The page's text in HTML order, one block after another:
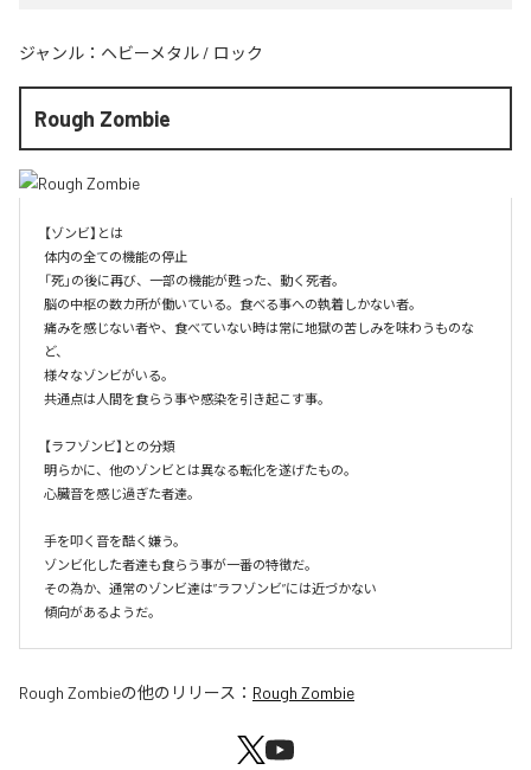
ジャンル： ヘビーメタル / ロック
Rough Zombie
【ゾンビ】とは
体内の全ての機能の停止
「死」の後に再び、一部の機能が甦った、動く死者。
脳の中枢の数カ所が働いている。食べる事への執着しかない者。
痛みを感じない者や、食べていない時は常に地獄の苦しみを味わうものな
ど、
様々なゾンビがいる。
共通点は人間を食らう事や感染を引き起こす事。
【ラフゾンビ】との分類
明らかに、他のゾンビとは異なる転化を遂げたもの。
心臓音を感じ過ぎた者達。
手を叩く音を酷く嫌う。
ゾンビ化した者達も食らう事が一番の特徴だ。
その為か、通常のゾンビ達は”ラフゾンビ”には近づかない
傾向があるようだ。
Rough Zombieの他のリリース： Rough Zombie